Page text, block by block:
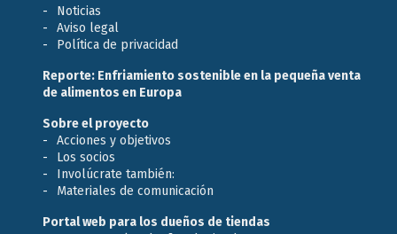
Noticias
Aviso legal
Política de privacidad
Reporte: Enfriamiento sostenible en la pequeña venta
de alimentos en Europa
Sobre el proyecto
Acciones y objetivos
Los socios
Involúcrate también:
Materiales de comunicación
Portal web para los dueños de tiendas